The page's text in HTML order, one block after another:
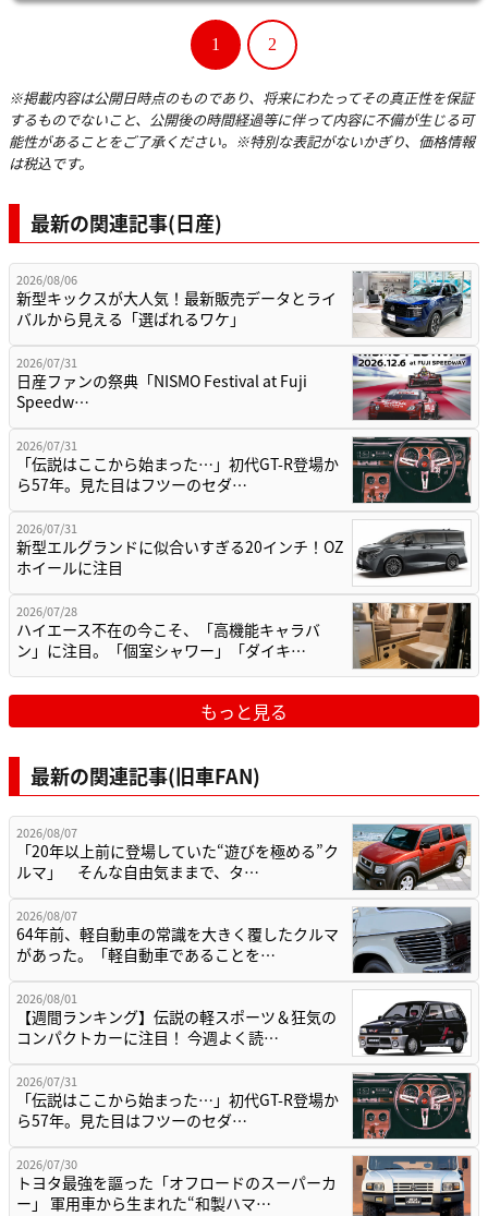
1 2
※掲載内容は公開日時点のものであり、将来にわたってその真正性を保証
するものでないこと、公開後の時間経過等に伴って内容に不備が生じる可
能性があることをご了承ください。※特別な表記がないかぎり、価格情報
は税込です。
最新の関連記事(日産)
2026/08/06
新型キックスが大人気！最新販売データとライ
バルから見える「選ばれるワケ」
2026/07/31
日産ファンの祭典「NISMO Festival at Fuji
Speedw…
2026/07/31
「伝説はここから始まった…」初代GT-R登場か
ら57年。見た目はフツーのセダ…
2026/07/31
新型エルグランドに似合いすぎる20インチ！OZ
ホイールに注目
2026/07/28
ハイエース不在の今こそ、「高機能キャラバ
ン」に注目。「個室シャワー」「ダイキ…
もっと見る
最新の関連記事(旧車FAN)
2026/08/07
「20年以上前に登場していた“遊びを極める”ク
ルマ」 そんな自由気ままで、タ…
2026/08/07
64年前、軽自動車の常識を大きく覆したクルマ
があった。「軽自動車であることを…
2026/08/01
【週間ランキング】伝説の軽スポーツ＆狂気の
コンパクトカーに注目！ 今週よく読…
2026/07/31
「伝説はここから始まった…」初代GT-R登場か
ら57年。見た目はフツーのセダ…
2026/07/30
トヨタ最強を謳った「オフロードのスーパーカ
ー」 軍用車から生まれた“和製ハマ…